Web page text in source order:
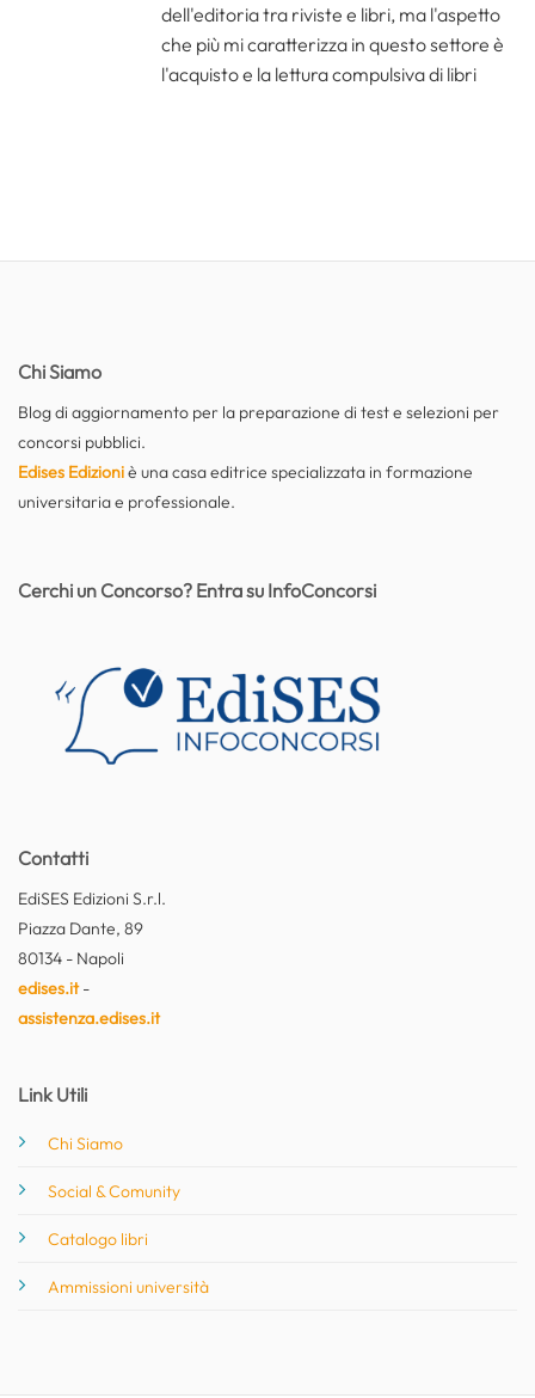
dell'editoria tra riviste e libri, ma l'aspetto
che più mi caratterizza in questo settore è
l'acquisto e la lettura compulsiva di libri
Chi Siamo
Blog di aggiornamento per la preparazione di test e selezioni per
concorsi pubblici.
Edises Edizioniè una casa editrice specializzata in formazione
universitaria e professionale.
Contatti
EdiSES Edizioni S.r.l.
Piazza Dante, 89
80134 - Napoli
edises.it-
assistenza.edises.it
Link Utili
Chi Siamo
Social & Comunity
Catalogo libri
Ammissioni università
Cerchi un Concorso? Entra su InfoConcorsi